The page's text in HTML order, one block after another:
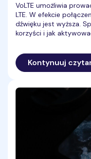
VoLTE umożliwia
LTE. W efekcie
dźwięku jest wyższa.
korzyści i jak
Kontynuuj